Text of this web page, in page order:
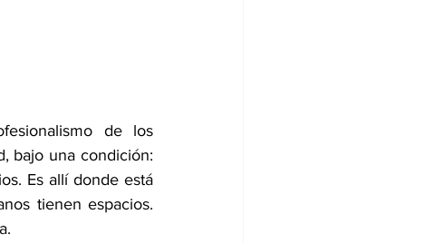
de los
bajo una condición:
Es allí donde está
tienen espacios.